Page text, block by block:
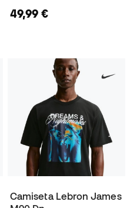
49,99 €
Camiseta Lebron James